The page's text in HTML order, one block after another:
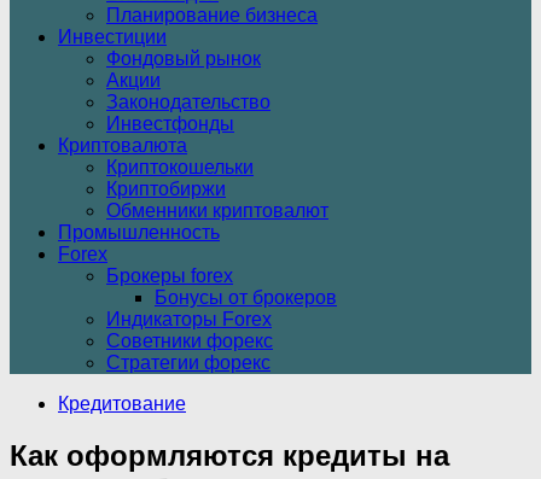
Планирование бизнеса
Инвестиции
Фондовый рынок
Акции
Законодательство
Инвестфонды
Криптовалюта
Криптокошельки
Криптобиржи
Обменники криптовалют
Промышленность
Forex
Брокеры forex
Бонусы от брокеров
Индикаторы Forex
Советники форекс
Стратегии форекс
Кредитование
Как оформляются кредиты на